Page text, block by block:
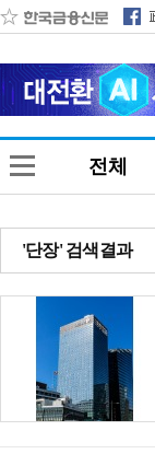
전체
'단장' 검색결과